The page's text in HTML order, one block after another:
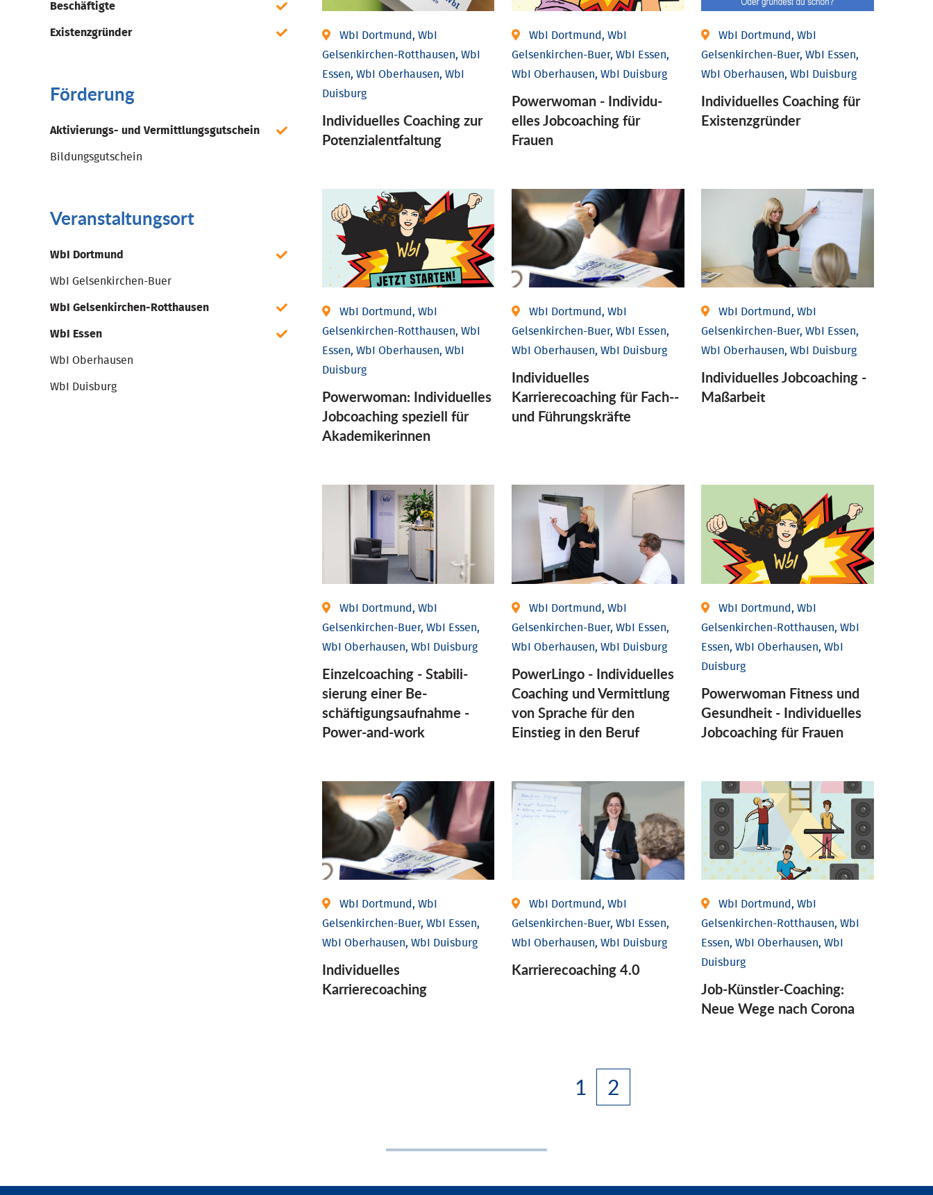
Beschäftigte
Existenzgründer
Förderung
Aktivierungs- und Vermittlungsgutschein
Bildungsgutschein
Veranstaltungsort
WbI Dortmund
WbI Gelsenkirchen-Buer
WbI Gelsenkirchen-Rotthausen
WbI Essen
WbI Oberhausen
WbI Duisburg
WbI Dortmund, WbI
Gelsenkirchen-Rotthausen, WbI
Essen, WbI Oberhausen, WbI
Duisburg
Individuelles Coaching zur
Potenzialentfaltung
WbI Dortmund, WbI
Gelsenkirchen-Buer, WbI Essen,
WbI Oberhausen, WbI Duisburg
Powerwoman - Individu­
elles Job­coaching für
Frauen
WbI Dortmund, WbI
Gelsenkirchen-Buer, WbI Essen,
WbI Oberhausen, WbI Duisburg
Individu­elles Coaching für
Existenz­gründer
WbI Dortmund, WbI
Gelsenkirchen-Rotthausen, WbI
Essen, WbI Oberhausen, WbI
Duisburg
Powerwoman: Individu­elles
Job­coaching speziell für
Aka­demiker­innen
WbI Dortmund, WbI
Gelsenkirchen-Buer, WbI Essen,
WbI Oberhausen, WbI Duisburg
Individu­elles
Karrierecoaching für Fach-­
und Führungs­kräfte
WbI Dortmund, WbI
Gelsenkirchen-Buer, WbI Essen,
WbI Oberhausen, WbI Duisburg
Individu­elles Job­coaching -
Maßarbeit
WbI Dortmund, WbI
Gelsenkirchen-Buer, WbI Essen,
WbI Oberhausen, WbI Duisburg
Einzel­coaching - Stabili­
sierung einer Be­
schäftigungs­aufnahme -
Power-and-work
WbI Dortmund, WbI
Gelsenkirchen-Buer, WbI Essen,
WbI Oberhausen, WbI Duisburg
PowerLingo - Individuelles
Coaching und Vermittlung
von Sprache für den
Einstieg in den Beruf
WbI Dortmund, WbI
Gelsenkirchen-Rotthausen, WbI
Essen, WbI Oberhausen, WbI
Duisburg
Powerwoman Fitness und
Gesund­heit - Individu­elles
Job­coaching für Frauen
WbI Dortmund, WbI
Gelsenkirchen-Buer, WbI Essen,
WbI Oberhausen, WbI Duisburg
Individu­elles
Karrierecoaching
WbI Dortmund, WbI
Gelsenkirchen-Buer, WbI Essen,
WbI Oberhausen, WbI Duisburg
Karriere­coaching 4.0
WbI Dortmund, WbI
Gelsenkirchen-Rotthausen, WbI
Essen, WbI Oberhausen, WbI
Duisburg
Job-Künstler-Coaching:
Neue Wege nach Corona
1 2